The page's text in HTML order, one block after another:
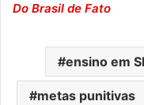
Do Brasil de Fato
ensino em
metas punitivas